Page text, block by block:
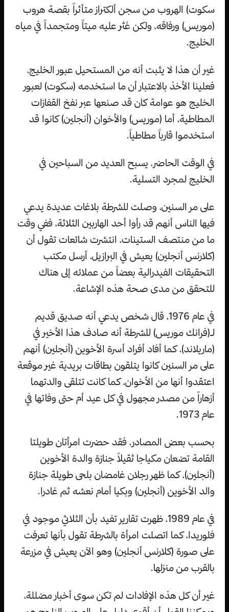
سكوت) الهروب من سجن ألكتراز متأثراً بقصة هروب
(موريس) ورفاقه، ولكن عُثر عليه ميتاً ومتجمداً في مياه
الخليج.
غير أن هذا لا يثبت أنه من المستحيل عبور الخليج،
فعلينا الأخذ بالاعتبار أن ما استخدمه (سكوت) لعبور
الخليج هو عوامة كان قد صنعها عبر نفخ القفازات
المطاطية، أما (موريس) والأخوان (أنجلين) كانوا قد
استخدموا قارباً مطاطياً.
في الوقت الحاضر، يسبح العديد من السباحين في
الخليج لمجرد التسلية.
على مر السنين، وصلت للشرطة بلاغات عديدة يدعي
فيها الناس أنهم قد رأوا أحد الهاربين الثلاثة، ففي وقت
ما من منتصف الستينات، انتشرت شائعات تقول أن
(كلارنس أنجلين) يعيش في البرازيل، أرسل مكتب
التحقيقات الفيدرالية بعضاً من عملائه إلى هناك
للتحقق من مدى صحة هذه الإشاعة.
في عام 1976، قال شخص يدعي أنه صديق قديم
لـ(فرانك موريس) للشرطة أنه صادف هذا الأخير في
(ماريلاند)، كما أفاد أفراد أسرة الأخوين (أنجلين) أنهم
على مر السنين كانوا يتلقون بطاقات بريدية غير موقعة
اعتقدوا أنها من الأخوان، كما كانت تتلقى والدتهما
أزهاراً من مصدر مجهول في كل عيد أم حتى وفاتها في
عام 1973.
بحسب بعض المصادر، فقد حضرت امرأتان طويلتا
القامة تضعان مكياجا ثقيلاً جنازة والدة الأخوين
(أنجلين)، كما ظهر رجلان غامضان بلحى طويلة جنازة
والد الأخوين (أنجلين) وبكيا أمام نعشه ثم غادرا.
في عام 1989، ظهرت تقارير تفيد بأن الثلاثي موجود في
فلوريدا، كما اتصلت امرأة بالشرطة تقول بأنها تعرفت
على صورة (كلارنس أنجلين) وهو الآن يعيش في مزرعة
بالقرب من منزلها.
غير أن كل هذه الإفادات لم تكن سوى أخبار مضللة،